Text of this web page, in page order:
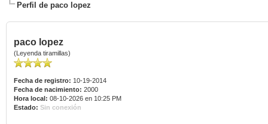
Perfil de paco lopez
paco lopez
(Leyenda tiramillas)
Fecha de registro: 10-19-2014
Fecha de nacimiento: 2000
Hora local: 08-10-2026 en 10:25 PM
Estado: Sin conexión